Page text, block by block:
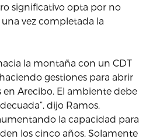
significativo opta por no
vez completada la
la montaña con un CDT
gestiones para abrir
en Arecibo. El ambiente debe
dijo Ramos.
la capacidad para
los cinco años. Solamente